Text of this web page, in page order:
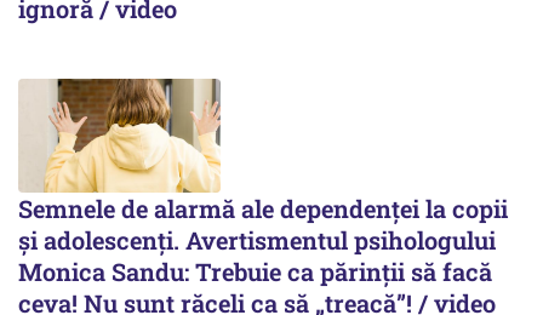
ignoră / video
Semnele de alarmă ale dependenței la copii
și adolescenți. Avertismentul psihologului
Monica Sandu: Trebuie ca părinții să facă
ceva! Nu sunt răceli ca să „treacă”! / video